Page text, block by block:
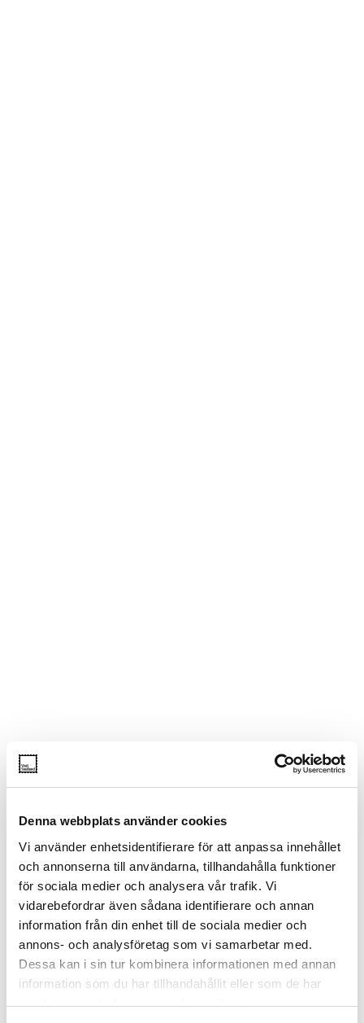
Denna webbplats använder cookies
Vi använder enhetsidentifierare för att anpassa innehållet
och annonserna till användarna, tillhandahålla funktioner
för sociala medier och analysera vår trafik. Vi
vidarebefordrar även sådana identifierare och annan
information från din enhet till de sociala medier och
annons- och analysföretag som vi samarbetar med.
Dessa kan i sin tur kombinera informationen med annan
information som du har tillhandahållit eller som de har
samlat in när du har använt deras tjänster.